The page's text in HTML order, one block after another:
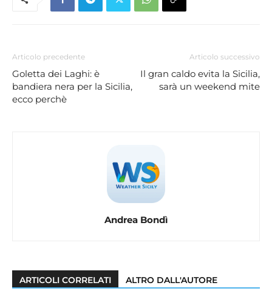
Articolo precedente
Goletta dei Laghi: è
bandiera nera per la Sicilia,
ecco perchè
Articolo successivo
Il gran caldo evita la Sicilia,
sarà un weekend mite
Andrea Bondì
ARTICOLI CORRELATI ALTRO DALL'AUTORE